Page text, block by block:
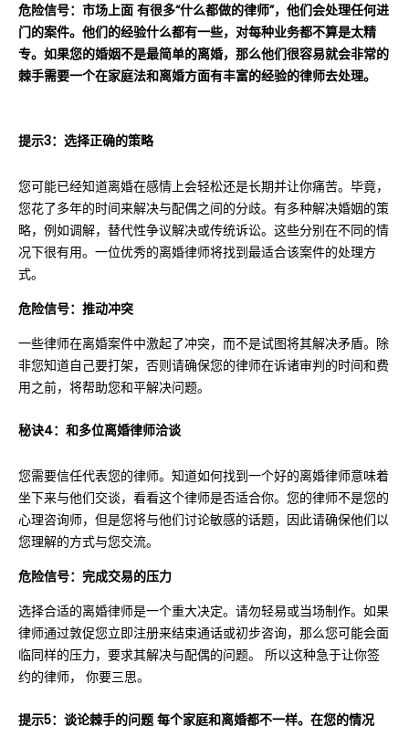
危险信号：市场上面 有很多“什么都做的律师”，他们会处理任何进
门的案件。他们的经验什么都有一些，对每种业务都不算是太精
专。如果您的婚姻不是最简单的离婚，那么他们很容易就会非常的
棘手需要一个在家庭法和离婚方面有丰富的经验的律师去处理。
提示3：选择正确的策略
您可能已经知道离婚在感情上会轻松还是长期并让你痛苦。毕竟，
您花了多年的时间来解决与配偶之间的分歧。有多种解决婚姻的策
略，例如调解，替代性争议解决或传统诉讼。这些分别在不同的情
况下很有用。一位优秀的离婚律师将找到最适合该案件的处理方
式。
危险信号：推动冲突
一些律师在离婚案件中激起了冲突，而不是试图将其解决矛盾。除
非您知道自己要打架，否则请确保您的律师在诉诸审判的时间和费
用之前，将帮助您和平解决问题。
秘诀4：和多位离婚律师洽谈
您需要信任代表您的律师。知道如何找到一个好的离婚律师意味着
坐下来与他们交谈，看看这个律师是否适合你。您的律师不是您的
心理咨询师，但是您将与他们讨论敏感的话题，因此请确保他们以
您理解的方式与您交流。
危险信号：完成交易的压力
选择合适的离婚律师是一个重大决定。请勿轻易或当场制作。如果
律师通过敦促您立即注册来结束通话或初步咨询，那么您可能会面
临同样的压力，要求其解决与配偶的问题。 所以这种急于让你签
约的律师， 你要三思。
提示5：谈论棘手的问题 每个家庭和离婚都不一样。在您的情况